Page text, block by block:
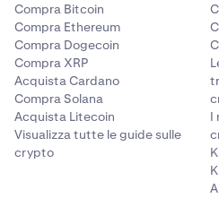
Compra Bitcoin
Compra Ethereum
Compra Dogecoin
Compra XRP
Acquista Cardano
Compra Solana
Acquista Litecoin
Visualizza tutte le guide sulle
crypto
I